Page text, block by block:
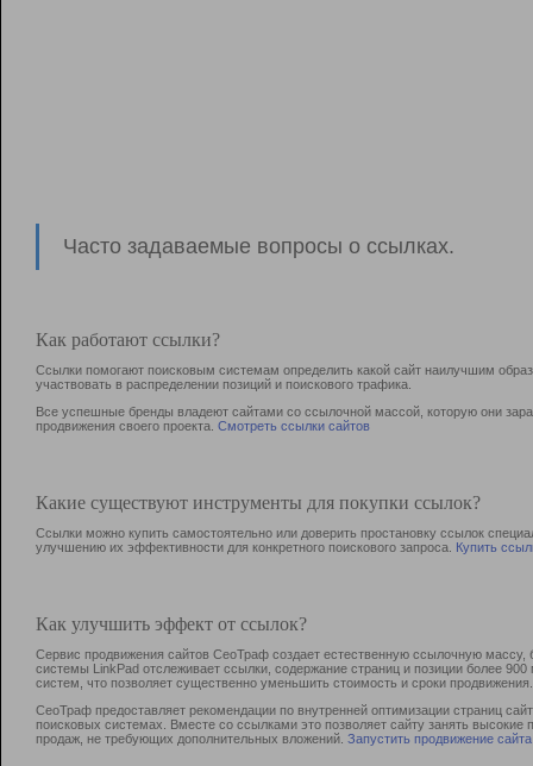
Часто задаваемые вопросы о ссылках.
Как работают ссылки?
Ссылки помогают поисковым системам определить какой сайт наилучшим
участвовать в раcпределении позиций и поискового трафика.
Все успешные бренды владеют сайтами со ссылочной массой, которую они
продвижения своего проекта. Смотреть ссылки сайтов
Какие существуют инструменты для покупки ссылок?
Ссылки можно купить самостоятельно или доверить простановку ссылок
улучшению их эффективности для конкретного поискового запроса. Купить
Как улучшить эффект от ссылок?
Сервис продвижения сайтов СеоТраф создает естественную ссылочную
системы LinkPad отслеживает ссылки, содержание страниц и позиции более
систем, что позволяет существенно уменьшить стоимость и сроки продвижения.
СеоТраф предоставляет рекомендации по внутренней оптимизации страниц
поисковых системах. Вместе со ссылками это позволяет сайту занять
продаж, не требующих дополнительных вложений. Запустить продвижение сайта